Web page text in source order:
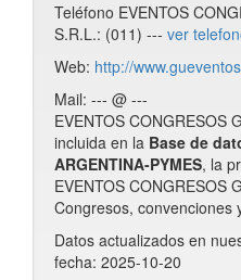
Teléfono EVENTOS
S.R.L.: (011) --- ver
Web: http://
Mail: --- @ ---
EVENTOS CONGRESOS
incluida en la Base de
ARGENTINA-PYMES, la
EVENTOS CONGRESOS
Congresos, convenciones
Datos actualizados en
fecha: 2025-10-20